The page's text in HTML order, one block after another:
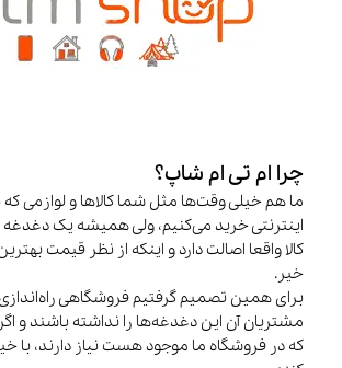
چرا ام تی ام شاپ؟
ما هم خیلی وقت‌ها مثل شما کالاها و لوازمی که
اینترنتی خرید می‌کنیم، ولی همیشه یک دغدغه
کالا واقعا اصالت دارد و اینکه از نظر قیمت
خیر.
برای همین تصمیم گرفتیم فروشگاهی
مشتریان آن این دغدغه‌ها را نداشته باشند و اگر
که در فروشگاه ما موجود هست نیاز دارند، با